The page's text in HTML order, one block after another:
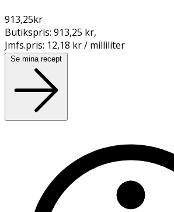
913,25kr
Butikspris: 913,25 kr,
Jmfs.pris: 12,18 kr / milliliter
Se mina recept